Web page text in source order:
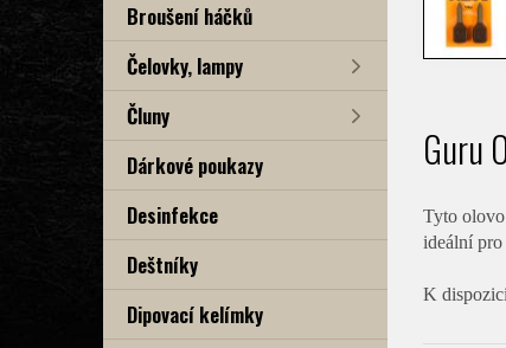
Broušení háčků
Čelovky, lampy
Čluny
Dárkové poukazy
Desinfekce
Deštníky
Dipovací kelímky
Guru
Tyto
ideální
K